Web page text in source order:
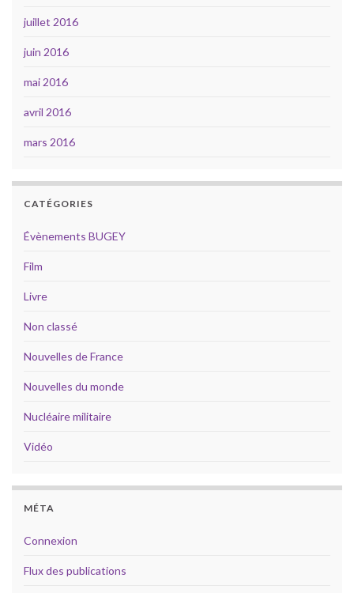
juillet 2016
juin 2016
mai 2016
avril 2016
mars 2016
CATÉGORIES
Évènements BUGEY
Film
Livre
Non classé
Nouvelles de France
Nouvelles du monde
Nucléaire militaire
Vidéo
MÉTA
Connexion
Flux des publications